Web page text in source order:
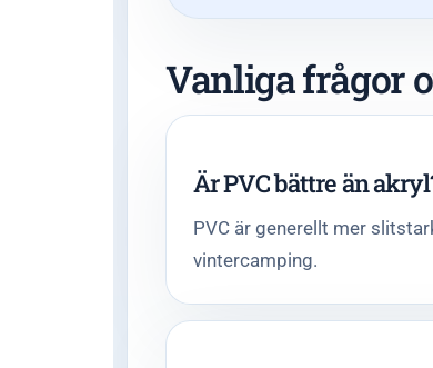
Vanliga frågor
Är PVC bättre än
PVC är generellt mer
vintercamping.